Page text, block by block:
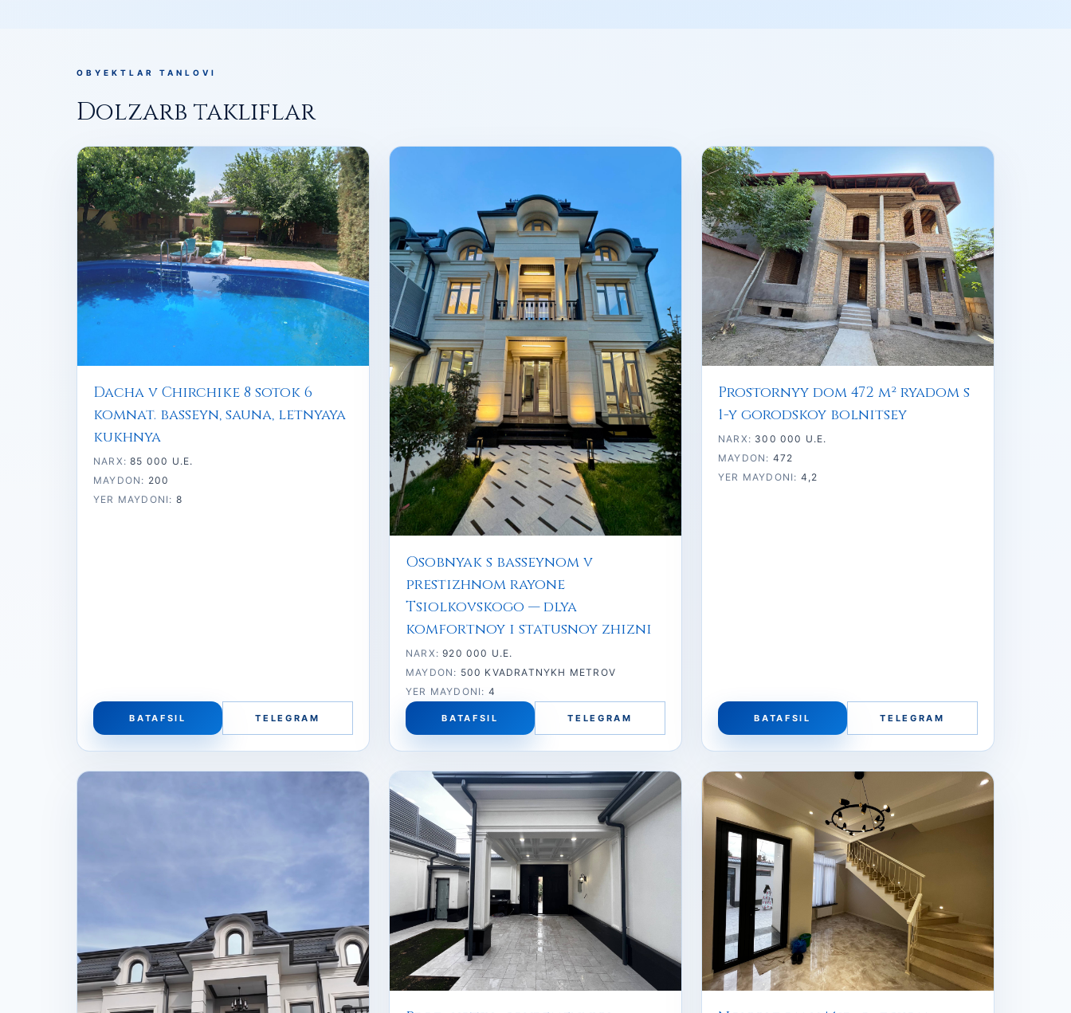
OBYEKTLAR TANLOVI
Dolzarb takliflar
Dacha v Chirchike 8 sotok 6
komnat. basseyn, sauna, letnyaya
kukhnya
NARX:85 000 U.E.
MAYDON: 200
YER MAYDONI: 8
BATAFSIL TELEGRAM
Osobnyak s basseynom v
prestizhnom rayone
Tsiolkovskogo — dlya
komfortnoy i statusnoy zhizni
NARX:920 000 U.E.
MAYDON: 500 KVADRATNYKH METROV
YER MAYDONI: 4
BATAFSIL TELEGRAM
Prostornyy dom 472 m² ryadom s
1-y gorodskoy bolnitsey
NARX: 300 000 U.E.
MAYDON: 472
YER MAYDONI: 4,2
BATAFSIL TELEGRAM